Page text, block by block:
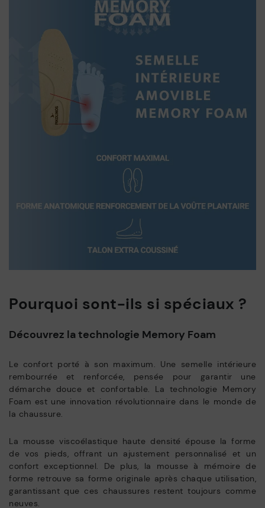
Pourquoi sont-ils si spéciaux ?
Découvrez la technologie Memory Foam
Le confort porté à son maximum. Une semelle intérieure
rembourrée et renforcée, pensée pour garantir une
démarche douce et confortable. La technologie Memory
Foam est une innovation révolutionnaire dans le monde de
la chaussure.
La mousse viscoélastique haute densité épouse la forme
de vos pieds, offrant un ajustement personnalisé et un
confort exceptionnel. De plus, la mousse à mémoire de
forme retrouve sa forme originale après chaque utilisation,
garantissant que ces chaussures restent toujours comme
neuves.